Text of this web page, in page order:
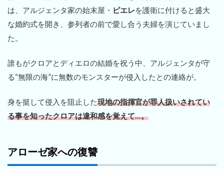
は、アルジェンタ家の始末屋・ ピエレを護衛に付けると盛大
な婚約式を開き、参列者の前で愛し合う夫婦を演じていまし
た。
誰もがクロアとディエロの結婚を祝う中、アルジェンタが守
る“無限の海”に無数のモンスターが侵入したとの連絡が。
身を挺して侵入を阻止した現地の指揮官が罪人扱いされてい
る事を知ったクロアは違和感を覚えて…。
アローゼ家への復讐